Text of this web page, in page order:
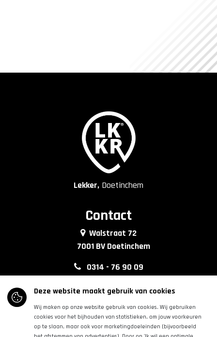
Lekker, Doetinchem
Contact
Walstraat 72
7001 BV Doetinchem
0314 - 76 90 09
info@lkkrdoetinchem.nl
Volg ons
Deze website maakt gebruik van cookies
Wij maken op onze website gebruik van cookies. Wij gebruiken
cookies voor het bijhouden van statistieken, om jouw voorkeuren
op te slaan, maar ook voor marketingdoeleinden (bijvoorbeeld